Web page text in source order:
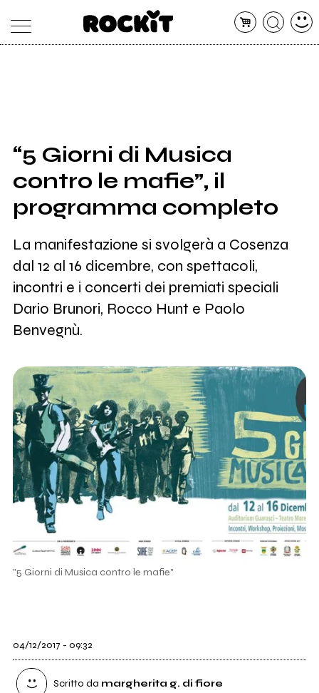
SHOP
RADIO
“5 Giorni di Musica
contro le mafie”, il
programma completo
La manifestazione si svolgerà a Cosenza
dal 12 al 16 dicembre, con spettacoli,
incontri e i concerti dei premiati speciali
Dario Brunori, Rocco Hunt e Paolo
Benvegnù.
"5 Giorni di Musica contro le mafie"
04/12/2017 - 09:32
Scritto da margherita g. di fiore